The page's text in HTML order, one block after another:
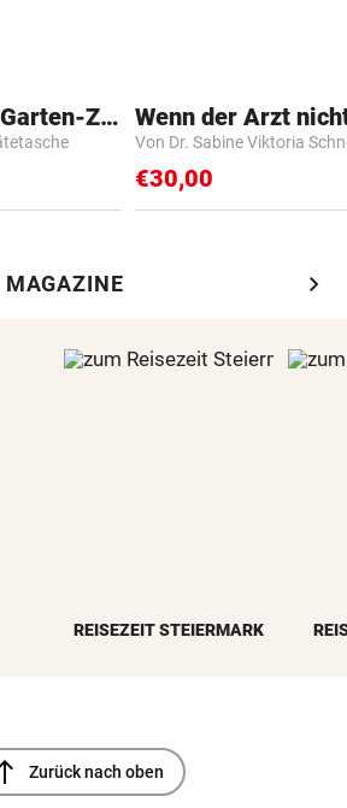
Esschert Kinder Garten-Zubehör
Von Dr. Sabine Viktoria
€30,00
MAGAZINE chevron_right
REISEZEIT STEIERMARK
Zurück nach oben